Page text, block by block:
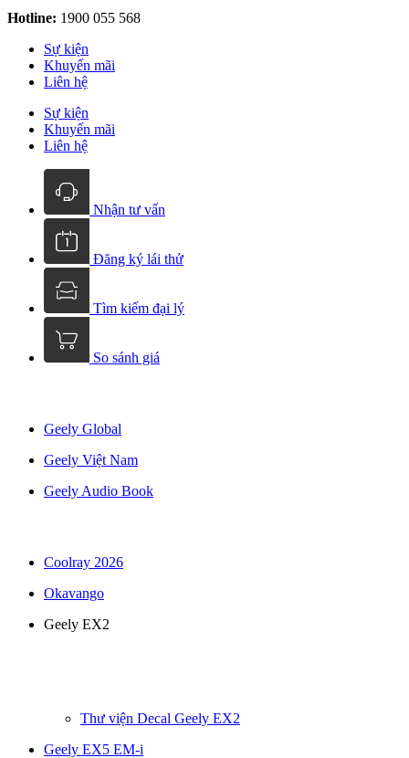
Hotline: 1900 055 568
Sự kiện
Khuyến mãi
Liên hệ
Sự kiện
Khuyến mãi
Liên hệ
Nhận tư vấn
Đăng ký lái thử
Tìm kiếm đại lý
So sánh giá
Geely Global
Geely Việt Nam
Geely Audio Book
Coolray 2026
Okavango
Geely EX2
Thư viện Decal Geely EX2
Geely EX5 EM-i